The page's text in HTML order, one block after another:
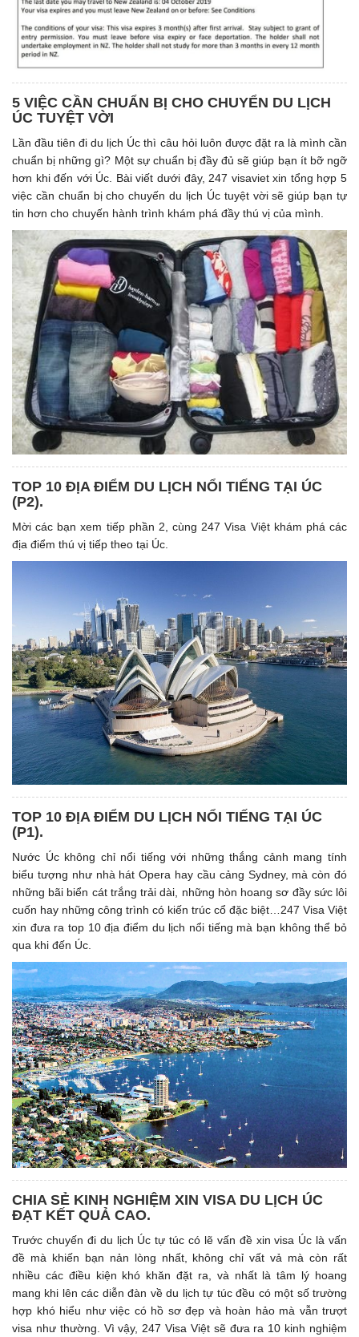
5 VIỆC CẦN CHUẨN BỊ CHO CHUYỂN DU LỊCH
ÚC TUYỆT VỜI
Lần đầu tiên đi du lịch Úc thì câu hỏi luôn được đặt ra là mình cần
chuẩn bị những gì? Một sự chuẩn bị đầy đủ sẽ giúp bạn ít bỡ ngỡ
hơn khi đến với Úc. Bài viết dưới đây, 247 visaviet xin tổng hợp 5
việc cần chuẩn bị cho chuyến du lịch Úc tuyệt vời sẽ giúp bạn tự
tin hơn cho chuyến hành trình khám phá đầy thú vị của mình.
TOP 10 ĐỊA ĐIỂM DU LỊCH NỔI TIẾNG TẠI ÚC
(P2).
Mời các bạn xem tiếp phần 2, cùng 247 Visa Việt khám phá các
địa điểm thú vị tiếp theo tại Úc.
TOP 10 ĐỊA ĐIỂM DU LỊCH NỔI TIẾNG TẠI ÚC
(P1). ​
Nước Úc không chỉ nổi tiếng với những thắng cảnh mang tính
biểu tượng như nhà hát Opera hay cầu cảng Sydney, mà còn đó
những bãi biển cát trắng trải dài, những hòn hoang sơ đầy sức lôi
cuốn hay những công trình có kiến trúc cổ đặc biệt…247 Visa Việt
xin đưa ra top 10 địa điểm du lịch nổi tiếng mà bạn không thể bỏ
qua khi đến Úc.
CHIA SẺ KINH NGHIỆM XIN VISA DU LỊCH ÚC
ĐẠT KẾT QUẢ CAO.
Trước chuyến đi du lịch Úc tự túc có lẽ vấn đề xin visa Úc là vấn
đề mà khiến bạn nản lòng nhất, không chỉ vất vả mà còn rất
nhiều các điều kiện khó khăn đặt ra, và nhất là tâm lý hoang
mang khi lên các diễn đàn về du lịch tự túc đều có một số trường
hợp khó hiểu như việc có hồ sơ đẹp và hoàn hảo mà vẫn trượt
visa như thường. Vì vậy, 247 Visa Việt sẽ đưa ra 10 kinh nghiệm